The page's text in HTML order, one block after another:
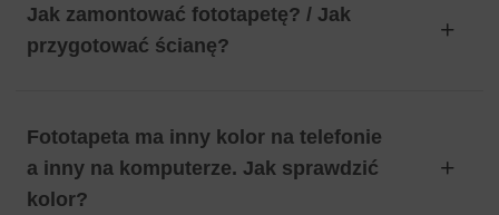
Jak zamontować fototapetę? / Jak
przygotować ścianę?
Fototapeta ma inny kolor na telefonie
a inny na komputerze. Jak sprawdzić
kolor?